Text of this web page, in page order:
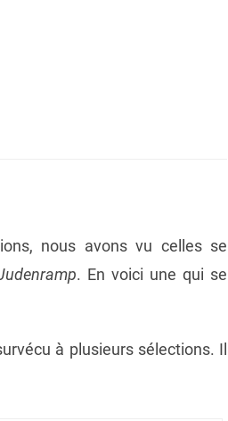
nous avons vu celles se
. En voici une qui se
à plusieurs sélections. Il